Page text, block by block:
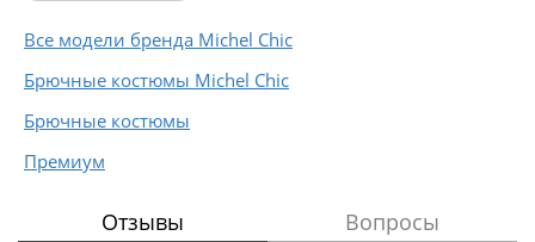
Все модели бренда Michel Chic
Брючные костюмы Michel Chic
Брючные костюмы
Премиум
Отзывы Вопросы